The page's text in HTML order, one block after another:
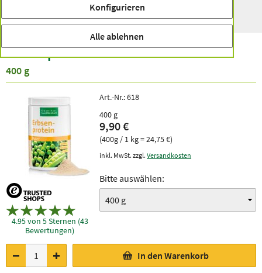
innerhalb Deutschlands
Erbsenprotein-Pulver
400 g
4.95 von 5 Sternen (43
Bewertungen)
Art.-Nr.:618
400 g
9,90 €
(400g / 1 kg = 24,75 €)
inkl. MwSt. zzgl. Versandkosten
Bitte auswählen:
In den Warenkorb
Konfigurieren
Alle ablehnen